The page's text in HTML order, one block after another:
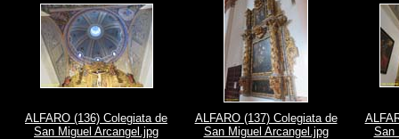
ALFARO (136) Colegiata de
San Miguel Arcangel.jpg
ALFARO (137) Colegiata de
San Miguel Arcangel.jpg
San